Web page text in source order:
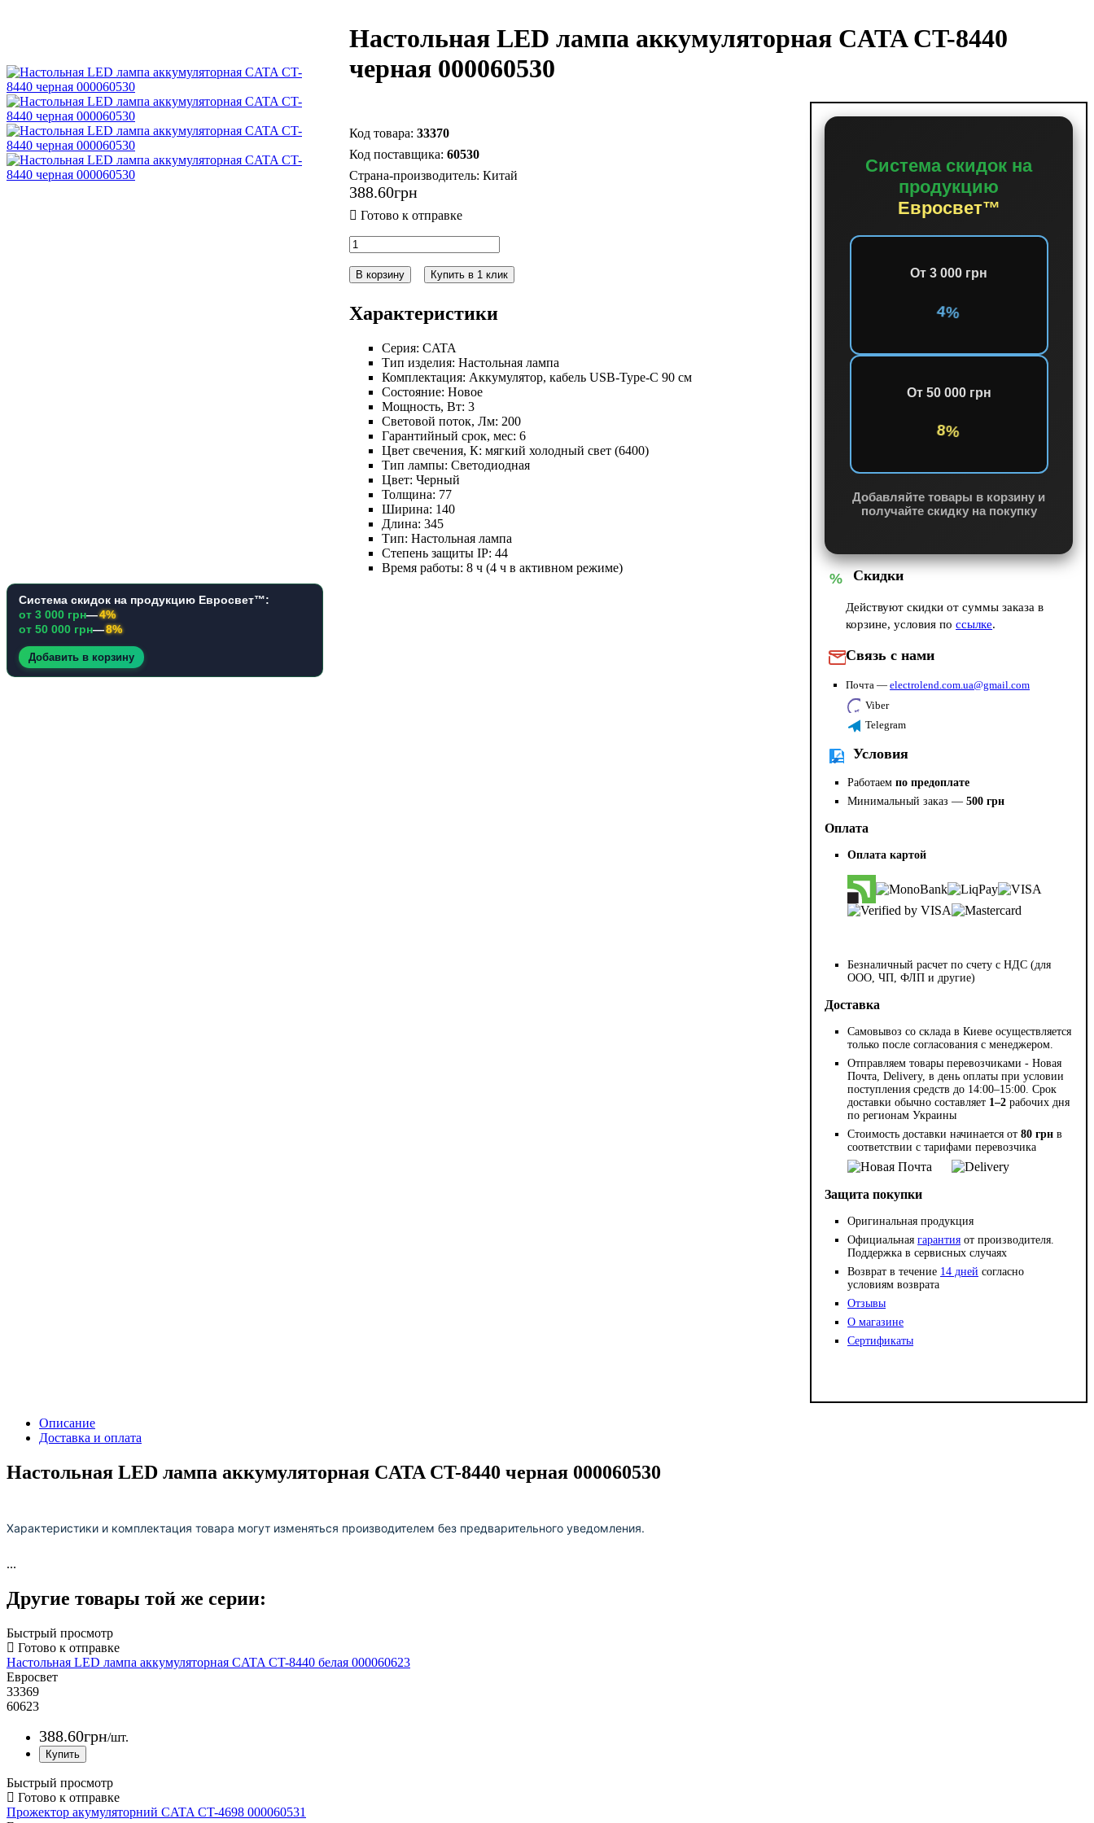
Система скидок на продукцию Евросвет™:
от 3 000 грн—4%
от 50 000 грн—8%
Добавить в корзину
Настольная LED лампа аккумуляторная CATA CT-8440
черная 000060530
33370
60530
Страна-производитель: Китай
388.60грн
В корзину Купить в 1 клик
Характеристики
Серия: CATA
Тип изделия: Настольная лампа
Комплектация: Аккумулятор, кабель USB-Type-C 90 см
Состояние: Новое
Мощность, Вт: 3
Световой поток, Лм: 200
Гарантийный срок, мес: 6
Цвет свечения, К: мягкий холодный свет (6400)
Тип лампы: Светодиодная
Цвет: Черный
Толщина: 77
Ширина: 140
Длина: 345
Тип: Настольная лампа
Степень защиты IP: 44
Время работы: 8 ч (4 ч в активном режиме)
Система скидок на
продукцию
Евросвет™
От 3 000 грн
4%
От 50 000 грн
8%
Добавляйте товары в корзину и
получайте скидку на покупку
% Скидки
Действуют скидки от суммы заказа в
корзине, условия поссылке.
Связь с нами
Почта —electrolend.com.ua@gmail.com
Viber
Telegram
Условия
Работаемпо предоплате
Минимальный заказ —500 грн
Оплата
Оплата картой
Безналичный расчет по счету с НДС (для
ООО, ЧП, ФЛП и другие)
Доставка
Самовывоз со склада в Киеве осуществляется
только после согласования с менеджером.
Отправляем товары перевозчиками - Новая
Почта, Delivery, в день оплаты при условии
поступления средств до 14:00–15:00. Срок
доставки обычно составляет 1–2 рабочих дня
по регионам Украины
Стоимость доставки начинается от80 грн в
соответствии с тарифами перевозчика
Защита покупки
Оригинальная продукция
Официальнаягарантия от производителя.
Поддержка в сервисных случаях
Возврат в течение 14 дней согласно
условиям возврата
Отзывы
О магазине
Сертификаты
Описание
Доставка и оплата
Настольная LED лампа аккумуляторная CATA CT-8440 черная 000060530
Характеристики и комплектация товара могут изменяться производителем без предварительного уведомления.
...
Другие товары той же серии:
Быстрый просмотр
Настольная LED лампа аккумуляторная CATA CT-8440 белая 000060623
Евросвет
33369
60623
388.60грн/шт.
Быстрый просмотр
Прожектор акумуляторний CATA CT-4698 000060531